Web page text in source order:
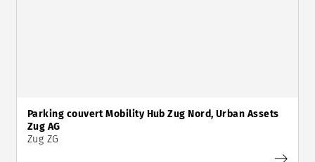
Parking couvert Mobility Hub Zug Nord, Urban Assets
Zug AG
Zug ZG